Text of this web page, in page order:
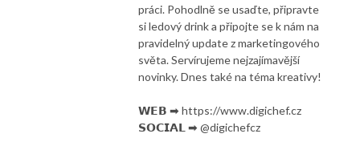
práci. Pohodlně se usaďte, připravte
si ledový drink a připojte se k nám na
pravidelný update z marketingového
světa. Servírujeme nejzajímavější
novinky. Dnes také na téma kreativy!
𝗪𝗘𝗕 ➡ https://www.digichef.cz
𝗦𝗢𝗖𝗜𝗔𝗟 ➡ @digichefcz